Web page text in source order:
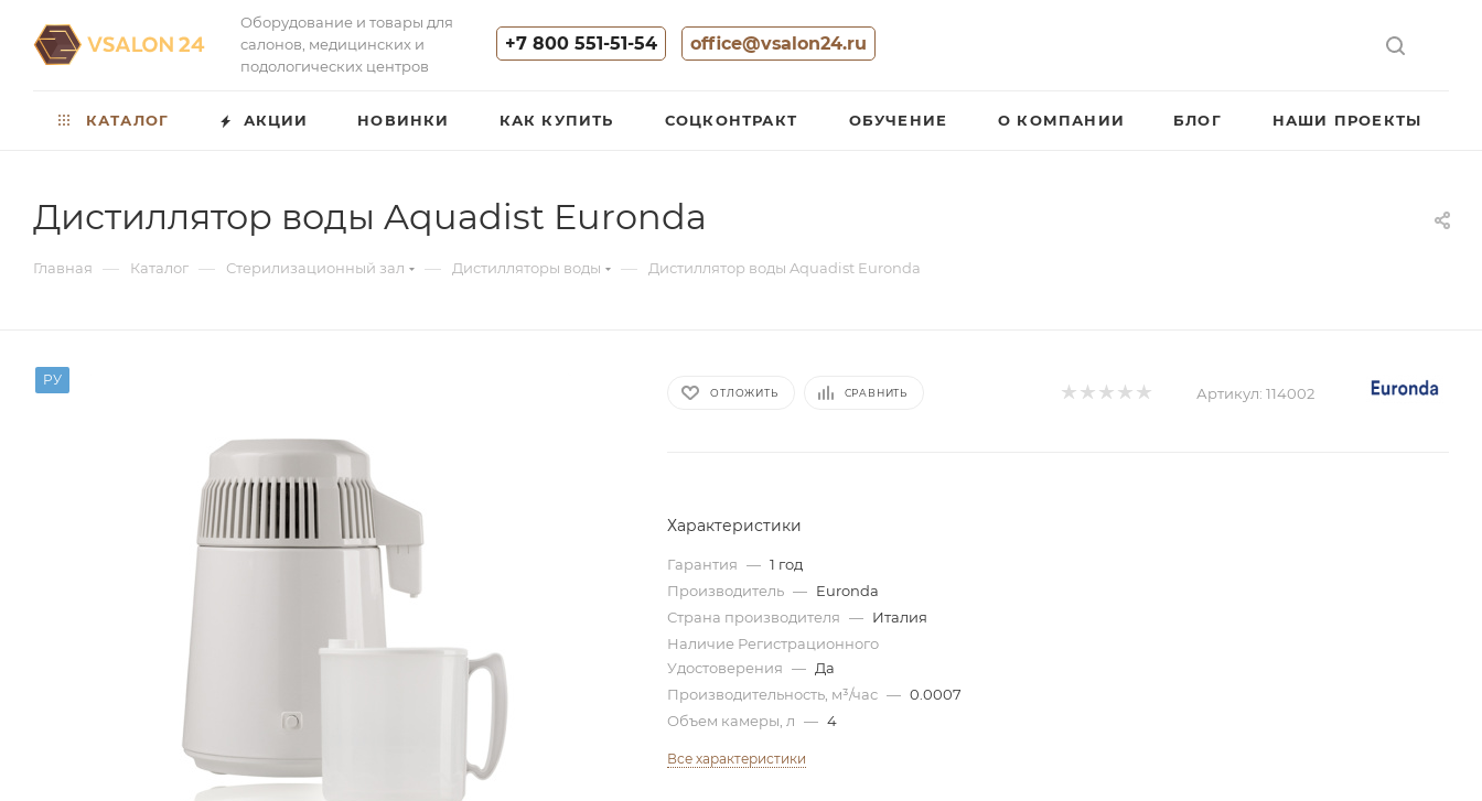
Оборудование и товары для
салонов, медицинских и
подологических центров
+7 800 551-51-54 office@vsalon24.ru
КАТАЛОГ АКЦИИ НОВИНКИ КАК КУПИТЬ СОЦКОНТРАКТ ОБУЧЕНИЕ О КОМПАНИИ БЛОГ НАШИ ПРОЕКТЫ
Дистиллятор воды Aquadist Euronda
Главная — Каталог — Стерилизационный зал — Дистилляторы воды — Дистиллятор воды Aquadist Euronda
РУ
ОТЛОЖИТЬ СРАВНИТЬ Артикул: 114002
Характеристики
Гарантия — 1 год
Производитель — Euronda
Страна производителя — Италия
Наличие Регистрационного
Удостоверения — Да
Производительность, м³/час — 0.0007
Объем камеры, л — 4
Все характеристики